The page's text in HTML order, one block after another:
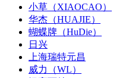
小草（XIAOCAO）
华杰（HUAJIE）
蝴蝶牌（HuDie）
日兴
上海瑞特元昌
威力（WL）